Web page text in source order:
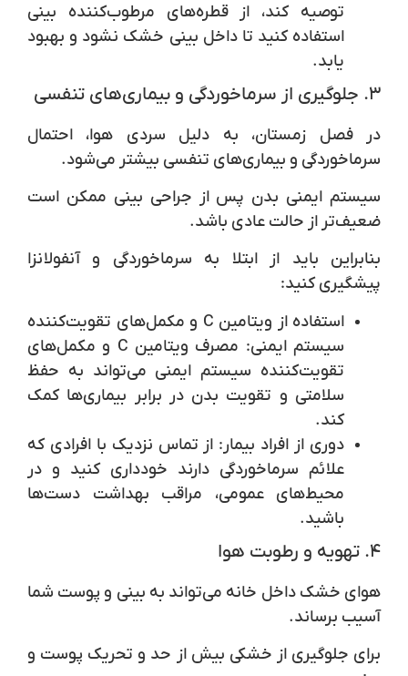
توصیه کند، از قطره‌های مرطوب‌کننده بینی
استفاده کنید تا داخل بینی خشک نشود و بهبود
یابد.
۳. جلوگیری از سرماخوردگی و بیماری‌های تنفسی
در فصل زمستان، به دلیل سردی هوا، احتمال
سرماخوردگی و بیماری‌های تنفسی بیشتر می‌شود.
سیستم ایمنی بدن پس از جراحی بینی ممکن است
ضعیف‌تر از حالت عادی باشد.
بنابراین باید از ابتلا به سرماخوردگی و آنفولانزا
پیشگیری کنید:
استفاده از ویتامین C و مکمل‌های تقویت‌کننده
سیستم ایمنی
: مصرف ویتامین C و مکمل‌های
تقویت‌کننده سیستم ایمنی می‌تواند به حفظ
سلامتی و تقویت بدن در برابر بیماری‌ها کمک
کند.
دوری از افراد بیمار: از تماس نزدیک با افرادی که
علائم سرماخوردگی دارند خودداری کنید و در
محیط‌های عمومی، مراقب بهداشت دست‌ها
باشید.
۴. تهویه و رطوبت هوا
هوای خشک داخل خانه می‌تواند به بینی و پوست شما
آسیب برساند.
برای جلوگیری از خشکی بیش از حد و تحریک پوست و